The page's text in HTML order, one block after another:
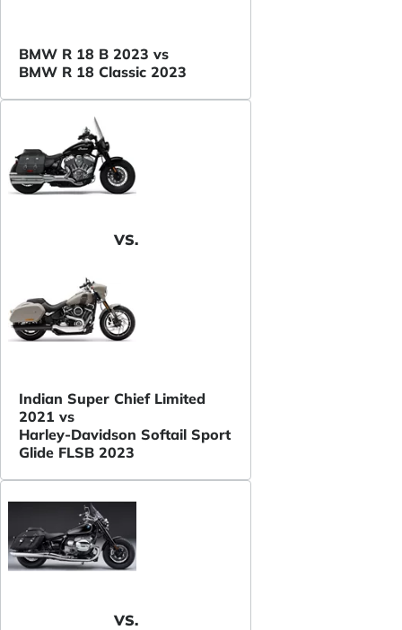
BMW R 18 B 2023 vs
BMW R 18 Classic 2023
VS.
Indian Super Chief Limited
2021 vs
Harley-Davidson Softail Sport
Glide FLSB 2023
VS.